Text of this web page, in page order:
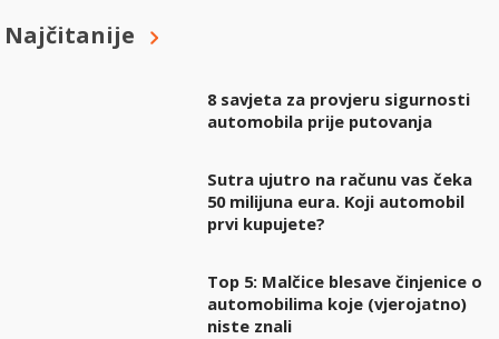
Najčitanije
8 savjeta za provjeru sigurnosti
automobila prije putovanja
Sutra ujutro na računu vas čeka
50 milijuna eura. Koji automobil
prvi kupujete?
Top 5: Malčice blesave činjenice o
automobilima koje (vjerojatno)
niste znali